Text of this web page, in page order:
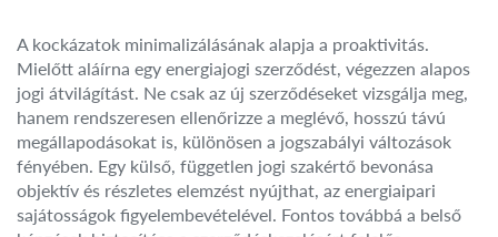
A kockázatok minimalizálásának alapja a proaktivitás.
Mielőtt aláírna egy energiajogi szerződést, végezzen alapos
jogi átvilágítást. Ne csak az új szerződéseket vizsgálja meg,
hanem rendszeresen ellenőrizze a meglévő, hosszú távú
megállapodásokat is, különösen a jogszabályi változások
fényében. Egy külső, független jogi szakértő bevonása
objektív és részletes elemzést nyújthat, az energiaipari
sajátosságok figyelembevételével. Fontos továbbá a belső